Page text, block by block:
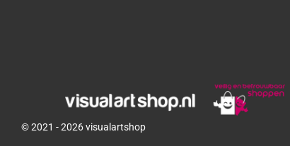
© 2021 - 2026 visualartshop